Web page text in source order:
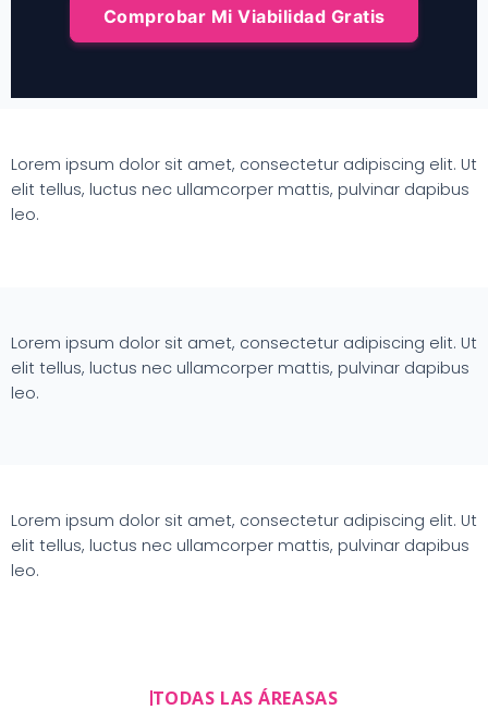
Comprobar Mi Viabilidad Gratis
Lorem ipsum dolor sit amet, consectetur adipiscing elit. Ut
elit tellus, luctus nec ullamcorper mattis, pulvinar dapibus
leo.
Lorem ipsum dolor sit amet, consectetur adipiscing elit. Ut
elit tellus, luctus nec ullamcorper mattis, pulvinar dapibus
leo.
Lorem ipsum dolor sit amet, consectetur adipiscing elit. Ut
elit tellus, luctus nec ullamcorper mattis, pulvinar dapibus
leo.
TODAS LAS ÁREASAS